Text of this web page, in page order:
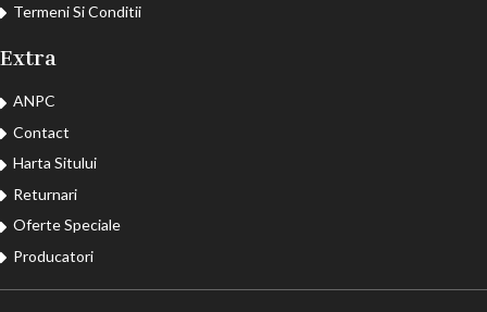
Termeni Si Conditii
Extra
ANPC
Contact
Harta Sitului
Returnari
Oferte Speciale
Producatori